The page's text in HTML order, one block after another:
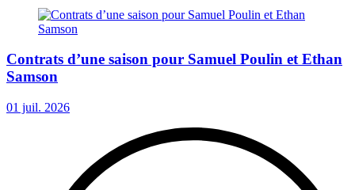
Contrats d’une saison pour Samuel Poulin et Ethan
Samson
01 juil. 2026